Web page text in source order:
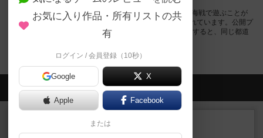
エポックウォーゲームエレクトロニクス8 ミッドウェー沖海戦で遊ぶことが
できるボードゲームカフェ・プレイスペースが0店登録されています。公開プ
ロフィールの都道府県が設定されたアカウントでログインすると、同じ都道
会員の新しい投稿
充実
ヘッジロウ・ヘル
お気に入り作品・所有リストの共
有
ログイン / 会員登録（10秒）
Google X
Apple Facebook
または